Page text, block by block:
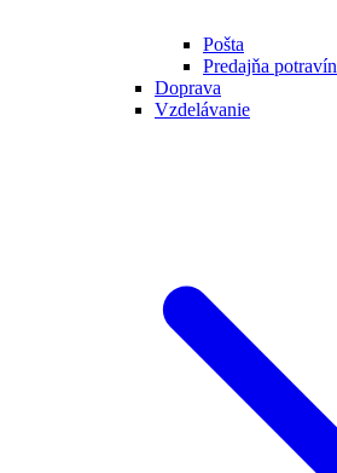
Pošta
Predajňa potravín
Doprava
Vzdelávanie